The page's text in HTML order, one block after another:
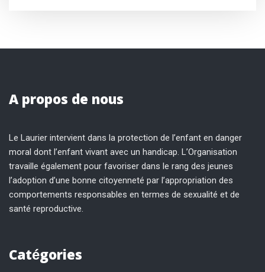
A propos de nous
Le Laurier intervient dans la protection de l’enfant en danger
moral dont l’enfant vivant avec un handicap. L’Organisation
travaille également pour favoriser dans le rang des jeunes
l’adoption d’une bonne citoyenneté par l’appropriation des
comportements responsables en termes de sexualité et de
santé reproductive.
Catégories